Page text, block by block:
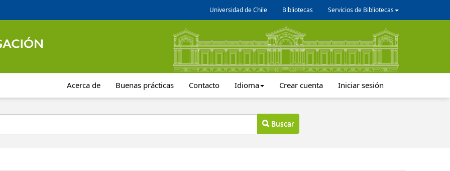
Universidad de Chile Bibliotecas Servicios de Bibliotecas
Acerca de Buenas prácticas Contacto Idioma Crear cuenta Iniciar sesión
Buscar